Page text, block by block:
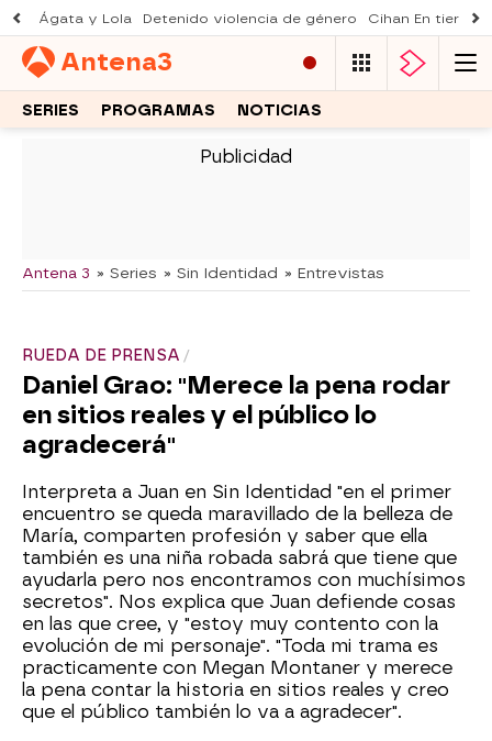
Ágata y Lola Detenido violencia de género Cihan En tierra
Antena3
SERIES PROGRAMAS NOTICIAS
Antena 3 » Series » Sin Identidad » Entrevistas
RUEDA DE PRENSA
Daniel Grao: "Merece la pena rodar
en sitios reales y el público lo
agradecerá"
Interpreta a Juan en Sin Identidad "en el primer
encuentro se queda maravillado de la belleza de
María, comparten profesión y saber que ella
también es una niña robada sabrá que tiene que
ayudarla pero nos encontramos con muchísimos
secretos". Nos explica que Juan defiende cosas
en las que cree, y "estoy muy contento con la
evolución de mi personaje". "Toda mi trama es
practicamente con Megan Montaner y merece
la pena contar la historia en sitios reales y creo
que el público también lo va a agradecer".